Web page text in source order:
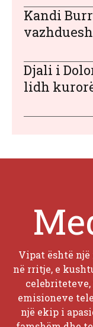
Kandi
Djali i
lidh
Vipat është
në rritje, e
emisioneve
një ekip i